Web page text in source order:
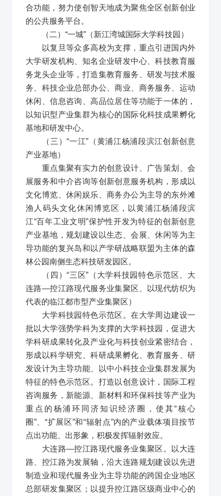
合功能，努力使创智天地成为聚焦全区创新创业
的公共服务平台。
（二） “一城” （新江湾城国际大学科技园）
以复旦等众多高校为支撑，重点引进国内外
大学研发机构、知名企业研发中心、科技教育服
务龙头企业等，打造集教育服务、研发与技术服
务、科技企业总部办公、商业、商务服务、运动
休闲、信息咨询、高品位居住等功能于一体的，
以知识型产业集群为核心的国际化科技成果孵化
基地和研发中心。
（三）“一江” （黄浦江杨浦段滨江创新创意
产业基地）
重点集聚有实力的创意设计、广告策划、会
展服务和中介咨询等创新创意服务机构，形成以
文化博览、休闲娱乐、商务办公为主导的东外滩
渔人码头文化休闲博览区，以黄浦江杨浦段滨
江“百年工业文明”保护性开发为特征的创新创意
产业基地，规划建设以生态、会展、休闲等为主
导功能的复兴岛和以产学研战略联盟为主体的森
林公园南侧生态科技研发园区。
（四）“三区” （大学科技园特色示范区、大
连路—控江路现代服务业集聚区、以现代纺织为
代表的临江都市型产业集聚区）
大学科技园特色示范区。在大学周边建设一
批以大学强势学科为支撑的大学科技园，促进大
学科研成果转化及产业化与科技创业紧密结合，
形成以科学研究、科研成果孵化、教育服务、研
发设计为主导功能、以中小科技企业集群发展为
特征的特色示范区。打造以创意设计，国际工程
咨询服务，新能源、新材料和环保科技等产业为
重点的杨浦环同济知识经济圈，使其“核心
圈”、 “扩展区”和“辐射点”内的产业载体项目按节
点出功能、出形象，积极发挥辐射效应。
大连路—控江路现代服务业集聚区。以大连
路、控江路为发展轴，沿大连路规划建设以先进
制造业和现代服务业为主导功能的跨国企业地区
总部研发集聚区；以提升控江路区级商业中心的